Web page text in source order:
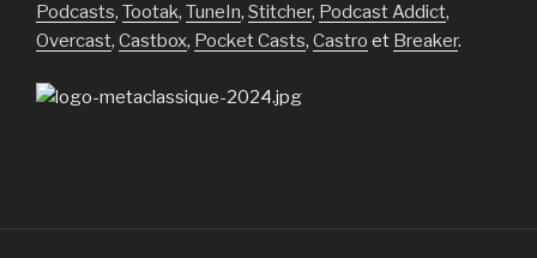
Podcasts, Tootak, TuneIn, Stitcher, Podcast Addict,
Overcast, Castbox, Pocket Casts, Castro et Breaker.